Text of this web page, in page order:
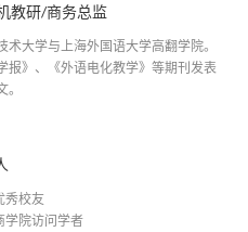
教研/商务总监
术大学与上海外国语大学高翻学院。
报》、《外语电化教学》等期刊发表
秀校友
学院访问学者